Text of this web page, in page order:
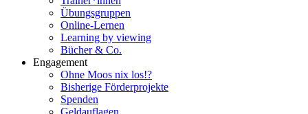
Übungsgruppen
Online-Lernen
Learning by viewing
Bücher & Co.
Engagement
Ohne Moos nix los!?
Bisherige Förderprojekte
Spenden
Geldauflagen